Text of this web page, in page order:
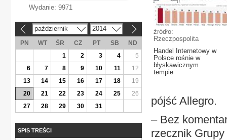
źródło:
Rzeczpospolita
Handel Internetowy w
Polsce rośnie w
błyskawicznym
tempie
pójść Allegro.
– Bez
rzecznik
Wydanie: 9971
październik 2014
PN WT ŚR CZ PT SB
ND
1
2 3 4
5
6
7 8 9 10 11
12
13
14 15 16 17 18
19
20
21 22 23 24 25
26
27
28 29 30 31
SPIS TREŚCI